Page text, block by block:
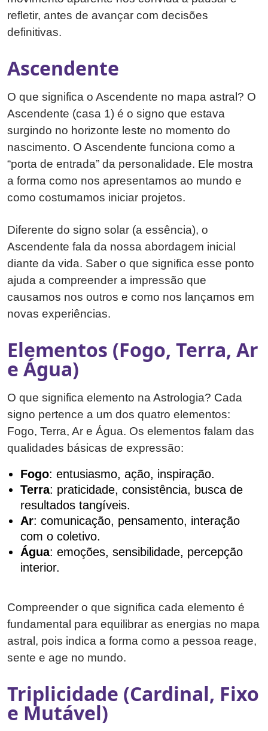
refletir, antes de avançar com decisões
definitivas.
Ascendente
O que significa o Ascendente no mapa astral? O
Ascendente (casa 1) é o signo que estava
surgindo no horizonte leste no momento do
nascimento. O Ascendente funciona como a
“porta de entrada” da personalidade. Ele mostra
a forma como nos apresentamos ao mundo e
como costumamos iniciar projetos.
Diferente do signo solar (a essência), o
Ascendente fala da nossa abordagem inicial
diante da vida. Saber o que significa esse ponto
ajuda a compreender a impressão que
causamos nos outros e como nos lançamos em
novas experiências.
Elementos (Fogo, Terra, Ar
e Água)
O que significa elemento na Astrologia? Cada
signo pertence a um dos quatro elementos:
Fogo, Terra, Ar e Água. Os elementos falam das
qualidades básicas de expressão:
Fogo: entusiasmo, ação, inspiração.
Terra: praticidade, consistência, busca de
resultados tangíveis.
Ar: comunicação, pensamento, interação
com o coletivo.
Água: emoções, sensibilidade, percepção
interior.
Compreender o que significa cada elemento é
fundamental para equilibrar as energias no mapa
astral, pois indica a forma como a pessoa reage,
sente e age no mundo.
Triplicidade (Cardinal, Fixo
e Mutável)